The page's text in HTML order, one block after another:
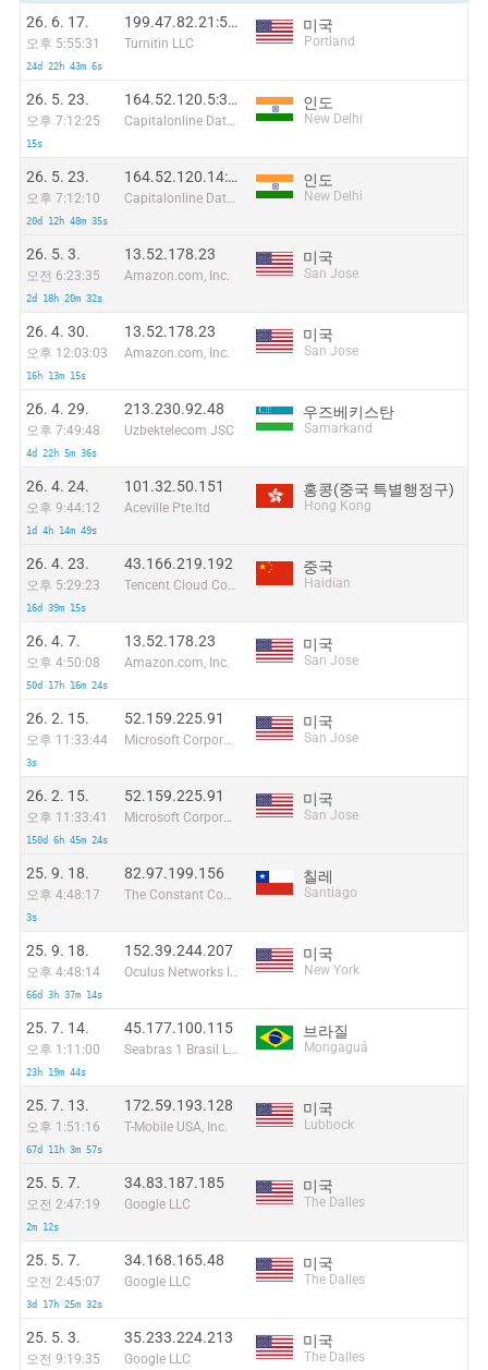
26. 6. 17.
오후 5:55:31
24d 22h 43m 6s
199.47.82.21:55858
Turnitin LLC
미국
Portland
26. 5. 23.
오후 7:12:25
15s
164.52.120.5:34358
Capitalonline Data Service (HK) Co
인도
New Delhi
26. 5. 23.
오후 7:12:10
20d 12h 48m 35s
164.52.120.14:63011
Capitalonline Data Service (HK) Co
인도
New Delhi
26. 5. 3.
오전 6:23:35
2d 18h 20m 32s
13.52.178.23
Amazon.com, Inc.
미국
San Jose
26. 4. 30.
오후 12:03:03
16h 13m 15s
13.52.178.23
Amazon.com, Inc.
미국
San Jose
26. 4. 29.
오후 7:49:48
4d 22h 5m 36s
213.230.92.48
Uzbektelecom JSC
우즈베키스탄
Samarkand
26. 4. 24.
오후 9:44:12
1d 4h 14m 49s
101.32.50.151
Aceville Pte.ltd
홍콩(중국 특별행정구)
Hong Kong
26. 4. 23.
오후 5:29:23
16d 39m 15s
43.166.219.192
Tencent Cloud Computing (Beijing) Co
중국
Haidian
26. 4. 7.
오후 4:50:08
50d 17h 16m 24s
13.52.178.23
Amazon.com, Inc.
미국
San Jose
26. 2. 15.
오후 11:33:44
3s
52.159.225.91
Microsoft Corporation
미국
San Jose
26. 2. 15.
오후 11:33:41
150d 6h 45m 24s
52.159.225.91
Microsoft Corporation
미국
San Jose
25. 9. 18.
오후 4:48:17
3s
82.97.199.156
The Constant Company, LLC
칠레
Santiago
25. 9. 18.
오후 4:48:14
66d 3h 37m 14s
152.39.244.207
Oculus Networks Inc
미국
New York
25. 7. 14.
오후 1:11:00
23h 19m 44s
45.177.100.115
Seabras 1 Brasil Ltda
브라질
Mongaguá
25. 7. 13.
오후 1:51:16
67d 11h 3m 57s
172.59.193.128
T-Mobile USA, Inc.
미국
Lubbock
25. 5. 7.
오전 2:47:19
2m 12s
34.83.187.185
Google LLC
미국
The Dalles
25. 5. 7.
오전 2:45:07
3d 17h 25m 32s
34.168.165.48
Google LLC
미국
The Dalles
25. 5. 3.
오전 9:19:35
35.233.224.213
Google LLC
미국
The Dalles